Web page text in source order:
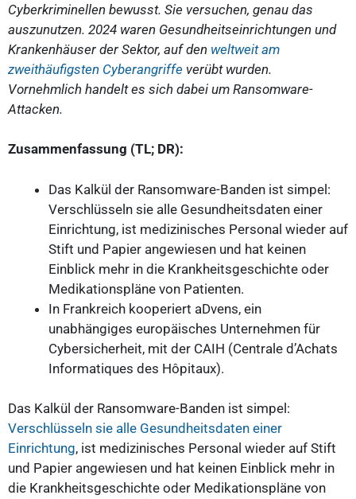
Cyberkriminellen bewusst. Sie versuchen, genau das
auszunutzen. 2024 waren Gesundheitseinrichtungen und
Krankenhäuser der Sektor, auf den weltweit am
zweithäufigsten Cyberangriffe verübt wurden.
Vornehmlich handelt es sich dabei um Ransomware-
Attacken.
Zusammenfassung (TL; DR):
Das Kalkül der Ransomware-Banden ist simpel:
Verschlüsseln sie alle Gesundheitsdaten einer
Einrichtung, ist medizinisches Personal wieder auf
Stift und Papier angewiesen und hat keinen
Einblick mehr in die Krankheitsgeschichte oder
Medikationspläne von Patienten.
In Frankreich kooperiert aDvens, ein
unabhängiges europäisches Unternehmen für
Cybersicherheit, mit der CAIH (Centrale d’Achats
Informatiques des Hôpitaux).
Das Kalkül der Ransomware-Banden ist simpel:
Verschlüsseln sie alle Gesundheitsdaten einer
Einrichtung, ist medizinisches Personal wieder auf Stift
und Papier angewiesen und hat keinen Einblick mehr in
die Krankheitsgeschichte oder Medikationspläne von